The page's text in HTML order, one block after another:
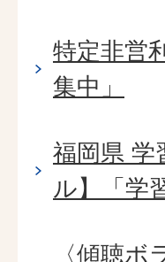
特定非営
集中」
福岡県 学
ル】「学
〈傾聴